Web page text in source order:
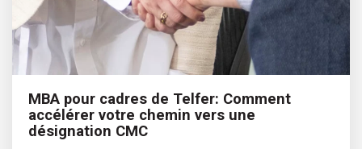
MBA pour cadres de Telfer: Comment
accélérer votre chemin vers une
désignation CMC